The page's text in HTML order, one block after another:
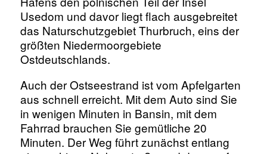
Usedom und davor liegt flach ausgebreitet
das Naturschutzgebiet Thurbruch, eins der
größten Niedermoorgebiete
Ostdeutschlands.
Auch der Ostseestrand ist vom Apfelgarten
aus schnell erreicht. Mit dem Auto sind Sie
in wenigen Minuten in Bansin, mit dem
Fahrrad brauchen Sie gemütliche 20
Minuten. Der Weg führt zunächst entlang